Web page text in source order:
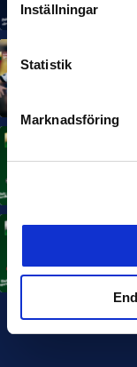
Inställningar
Statistik
Marknadsföring
3